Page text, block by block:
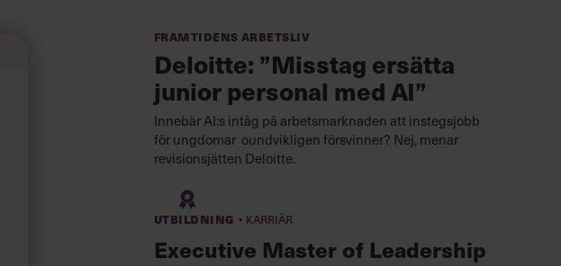
Framtidens arbetsliv
Deloitte: ”Misstag ersätta
junior personal med AI”
Innebär AI:s intåg på arbetsmarknaden att instegsjobb
för ungdomar oundvikligen försvinner? Nej, menar
revisionsjätten Deloitte.
Utbildning · Karriär
Executive Master of Leadership